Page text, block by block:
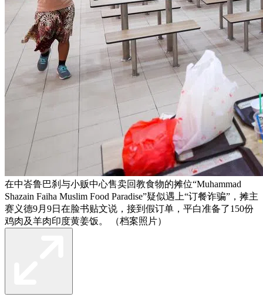
在中峇鲁巴刹与小贩中心售卖回教食物的摊位“Muhammad
Shazain Faiha Muslim Food Paradise”疑似遇上“订餐诈骗”，摊主
赛义德9月9日在脸书贴文说，接到假订单，平白准备了150份
鸡肉及羊肉印度黄姜饭。 （档案照片）